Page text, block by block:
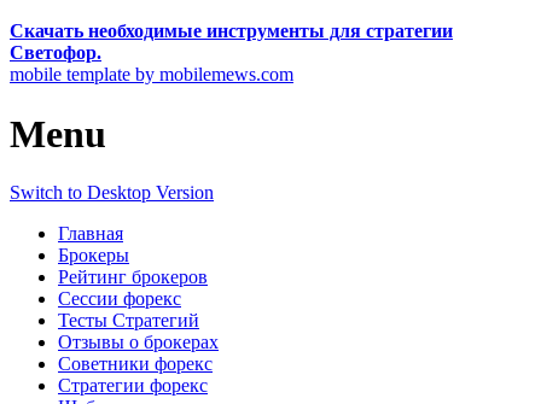
Скачать необходимые инструменты для стратегии
Светофор.
mobile template by mobilemews.com
Menu
Switch to Desktop Version
Главная
Брокеры
Рейтинг брокеров
Сессии форекс
Тесты Стратегий
Отзывы о брокерах
Советники форекс
Стратегии форекс